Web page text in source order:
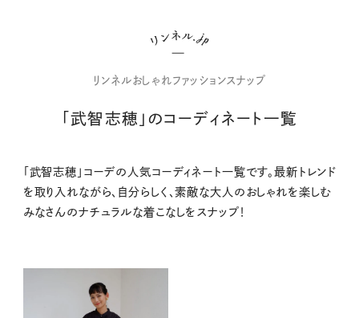
リンネルおしゃれファッションスナップ
「武智志穂」のコーディネート一覧
「武智志穂」コーデの人気コーディネート一覧です。最新トレンド
を取り入れながら、自分らしく、素敵な大人のおしゃれを楽しむ
みなさんのナチュラルな着こなしをスナップ！